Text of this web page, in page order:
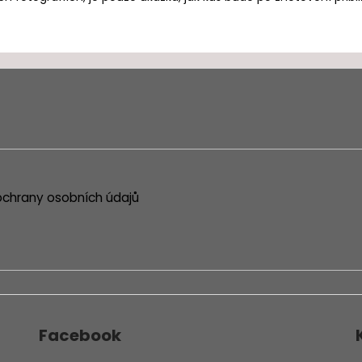
osobních údajů
Facebook